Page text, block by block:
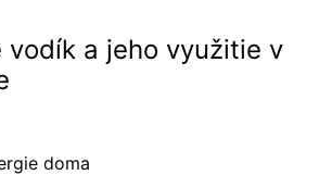
vodík a jeho využitie v
doma